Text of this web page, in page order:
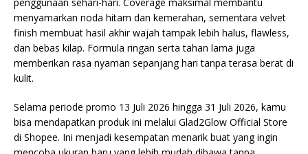
menyamarkan noda hitam dan kemerahan, sementara velvet
finish membuat hasil akhir wajah tampak lebih halus, flawless,
dan bebas kilap. Formula ringan serta tahan lama juga
memberikan rasa nyaman sepanjang hari tanpa terasa berat di
kulit.
Selama periode promo 13 Juli 2026 hingga 31 Juli 2026, kamu
bisa mendapatkan produk ini melalui Glad2Glow Official Store
di Shopee. Ini menjadi kesempatan menarik buat yang ingin